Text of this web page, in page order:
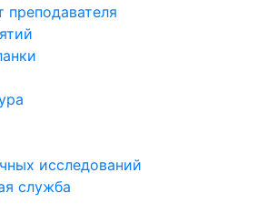
преподавателя
исследований
служба